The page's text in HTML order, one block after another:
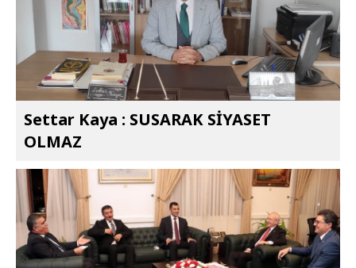
Settar Kaya : SUSARAK SİYASET
OLMAZ